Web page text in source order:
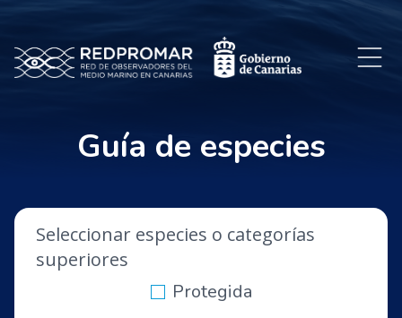
Guía de especies
Seleccionar especies o categorías
superiores
Protegida